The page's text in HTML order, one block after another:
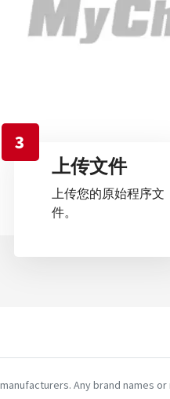
3
上传文件
上传您的原始程序文
件。
Any brand